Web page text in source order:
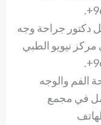
دكتور جراحة وجه
نيويو الطبي
الفم والوجه
في مجمع